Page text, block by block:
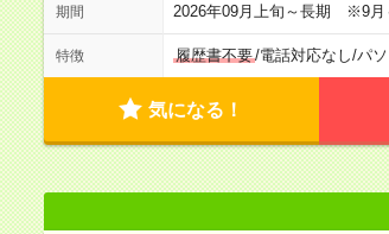
期間 2026年09月上旬～長期 ※9月
特徴 履歴書不要/電話対応なし/パ
気になる！